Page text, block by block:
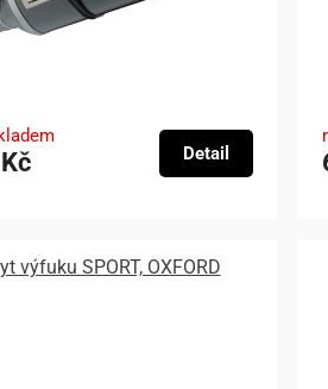
Detail
výfuku SPORT, OXFORD